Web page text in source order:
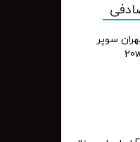
سوپر